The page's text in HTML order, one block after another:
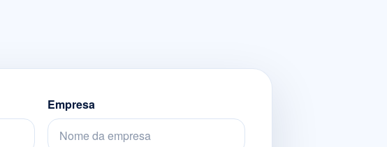
Empresa